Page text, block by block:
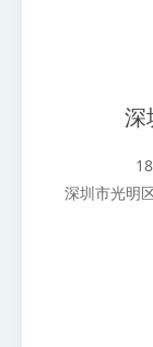
深
深圳市光明